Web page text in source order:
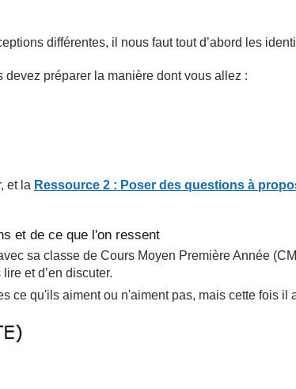
différentes, il nous faut tout d’abord les
préparer la manière dont vous allez :
et la Ressource 2 : Poser des questions à
et de ce que l'on ressent
sa classe de Cours Moyen Première Année
et d’en discuter.
ce qu'ils aiment ou n'aiment pas, mais cette fois il